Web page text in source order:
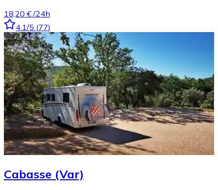
18,20 € /24h
4.1/5 (77)
Cabasse (Var)